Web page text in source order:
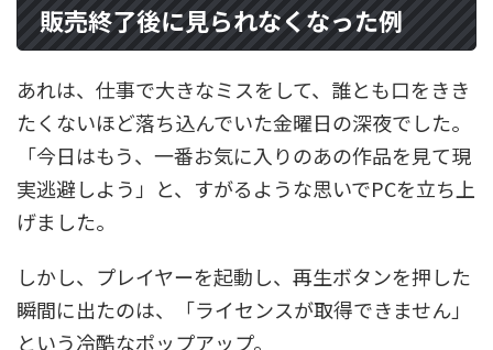
販売終了後に見られなくなった例
あれは、仕事で大きなミスをして、誰とも口をきき
たくないほど落ち込んでいた金曜日の深夜でした。
「今日はもう、一番お気に入りのあの作品を見て現
実逃避しよう」と、すがるような思いでPCを立ち上
げました。
しかし、プレイヤーを起動し、再生ボタンを押した
瞬間に出たのは、「ライセンスが取得できません」
という冷酷なポップアップ。